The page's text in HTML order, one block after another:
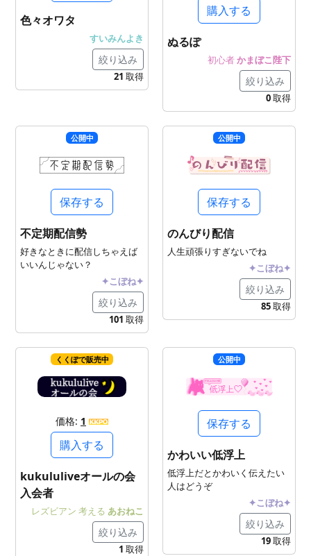
色々オワタ
すいみんよき
絞り込み
21 取得
購入する
ぬるぽ
初心者かまぼこ陛下
絞り込み
0取得
公開中
保存する
不定期配信勢
好きなときに配信しちゃえば
いいんじゃない？
✦こぼね✦
絞り込み
101 取得
公開中
保存する
のんびり配信
人生頑張りすぎないでね
✦こぼね✦
絞り込み
85取得
くくぽで販売中
価格: 1
購入する
kukululiveオールの会
入会者
レズビアン 考える あおねこ
絞り込み
1 取得
公開中
保存する
かわいい低浮上
低浮上だとかわいく伝えたい
人はどうぞ
✦こぼね✦
絞り込み
19取得